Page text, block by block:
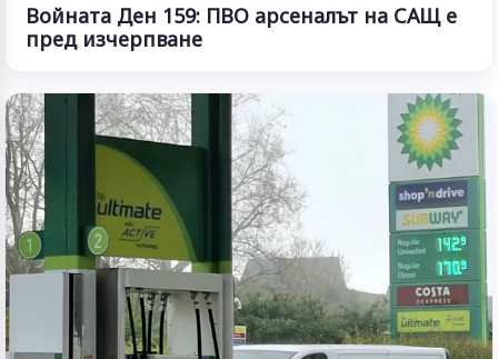
Войната Ден 159: ПВО арсеналът на САЩ е
пред изчерпване